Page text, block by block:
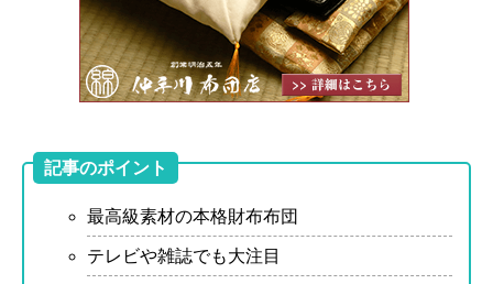
記事のポイント
最高級素材の本格財布布団
テレビや雑誌でも大注目